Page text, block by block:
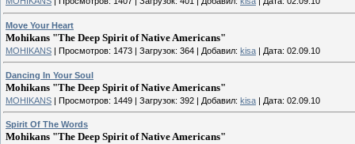
Move Your Heart
Mohikans "The Deep Spirit of Native Americans"
MOHIKANS | Просмотров: 1473 | Загрузок: 364 | Добавил: kisa | Дата: 02.09.10
Dancing In Your Soul
Mohikans "The Deep Spirit of Native Americans"
MOHIKANS | Просмотров: 1449 | Загрузок: 392 | Добавил: kisa | Дата: 02.09.10
Spirit Of The Words
Mohikans "The Deep Spirit of Native Americans"